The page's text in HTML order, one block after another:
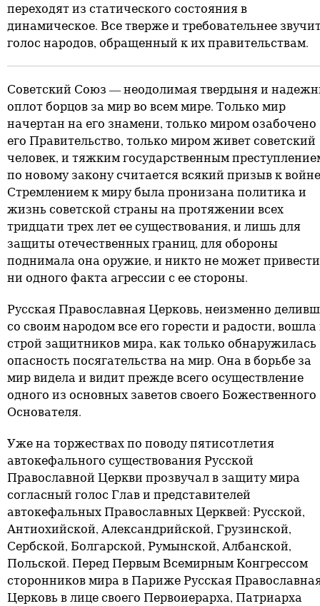
переходят из статического состояния в
динамическое. Все тверже и требовательнее
голос народов, обращенный к их правительствам.
Советский Союз — неодолимая твердыня и
оплот борцов за мир во всем мире. Только мир
начертан на его знамени, только миром озабочено
его Правительство, только миром живет советский
человек, и тяжким государственным
по новому закону считается всякий призыв к
Стремлением к миру была пронизана политика и
жизнь советской страны на протяжении всех
тридцати трех лет ее существования, и лишь для
защиты отечественных границ, для обороны
поднимала она оружие, и никто не может привести
ни одного факта агрессии с ее стороны.
Русская Православная Церковь, неизменно
со своим народом все его горести и радости, вошла
строй защитников мира, как только обнаружилась
опасность посягательства на мир. Она в борьбе за
мир видела и видит прежде всего осуществление
одного из основных заветов своего Божественного
Основателя.
Уже на торжествах по поводу пятисотлетия
автокефального существования Русской
Православной Церкви прозвучал в защиту мира
согласный голос Глав и представителей
автокефальных Православных Церквей: Русской,
Антиохийской, Александрийской, Грузинской,
Сербской, Болгарской, Румынской, Албанской,
Польской. Перед Первым Всемирным Конгрессом
сторонников мира в Париже Русская
Церковь в лице своего Первоиерарха, Патриарха